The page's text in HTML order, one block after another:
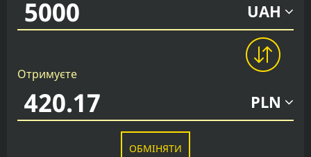
UAH
Отримуєте
PLN
ОБМІНЯТИ